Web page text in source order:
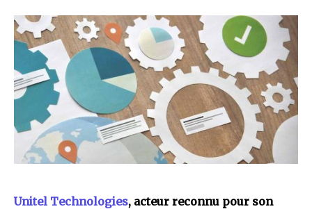
Unitel Technologies, acteur reconnu pour son